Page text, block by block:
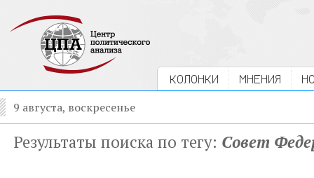
КОЛОНКИ МНЕНИЯ
9 августа, воскресенье
Результаты поиска по тегу: Совет